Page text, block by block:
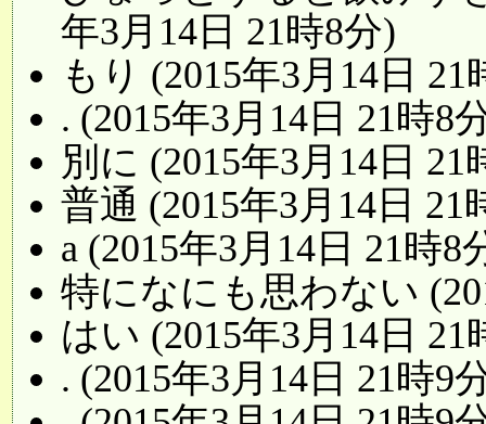
年3月14日 21時8分)
もり (2015年3月14日 21
. (2015年3月14日 21時8
別に (2015年3月14日 21
普通 (2015年3月14日 21
a (2015年3月14日 21時8
特になにも思わない
はい (2015年3月14日 21
. (2015年3月14日 21時9